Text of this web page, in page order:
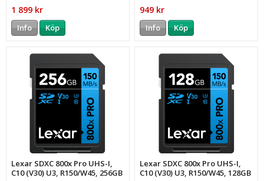
256GB
1 899 kr
Info Köp
128GB
949 kr
Info Köp
Lexar SDXC 800x Pro UHS-I,
C10 (V30) U3, R150/W45, 256GB
Lexar SDXC 800x Pro UHS-I,
C10 (V30) U3, R150/W45, 128GB